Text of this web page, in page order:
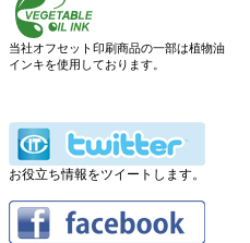
当社オフセット印刷商品の一部は植物油
インキを使用しております。
お役立ち情報をツイートします。